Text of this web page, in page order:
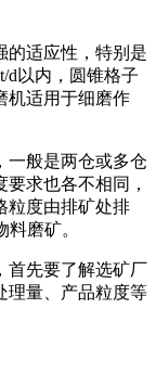
的适应性，特别是
d以内，圆锥格子
机适用于细磨作
一般是两仓或多仓
求也各不相同，
粒度由排矿处排
磨矿。
首先要了解选矿厂
理量、产品粒度等